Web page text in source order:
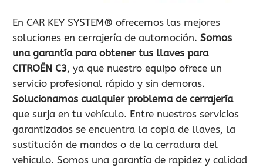
En CAR KEY SYSTEM® ofrecemos las mejores
soluciones en cerrajería de automoción. Somos
una garantía para obtener tus llaves para
CITROËN C3, ya que nuestro equipo ofrece un
servicio profesional rápido y sin demoras.
Solucionamos cualquier problema de cerrajería
que surja en tu vehículo. Entre nuestros servicios
garantizados se encuentra la copia de llaves, la
sustitución de mandos o de la cerradura del
vehículo. Somos una garantía de rapidez y calidad